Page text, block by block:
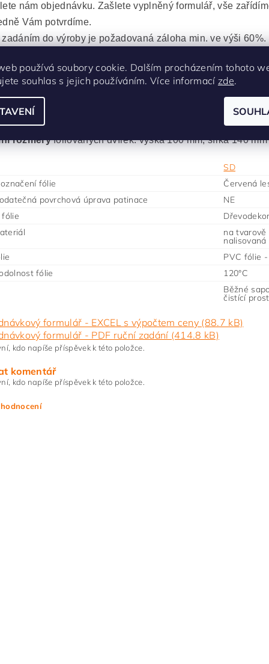
nám objednávku. Zašlete vyplněný formulář, vše
Vám potvrdíme.
zadáním do výroby je požadovaná záloha min. ve výši
jsme malinko přiblížily v článkuJak
rozměry fóliovaných dvířek: výška 2400 mm, šířka 1200
rozměryfóliovaných dvířek: výška 100 mm, šířka 140 mm
SD
fólie
Červená
povrchová úprava patinace
NE
fólie
na tvarově
PVC fólie
fólie
120°C
Běžné
čistící
formulář - EXCEL s výpočtem ceny (88.7 kB)
formulář - PDF ruční zadání (414.8 kB)
kdo napíše příspěvek k této položce.
komentář
kdo napíše příspěvek k této položce.
používá soubory cookie. Dalším procházením tohoto
souhlas s jejich používáním. Více informací zde.